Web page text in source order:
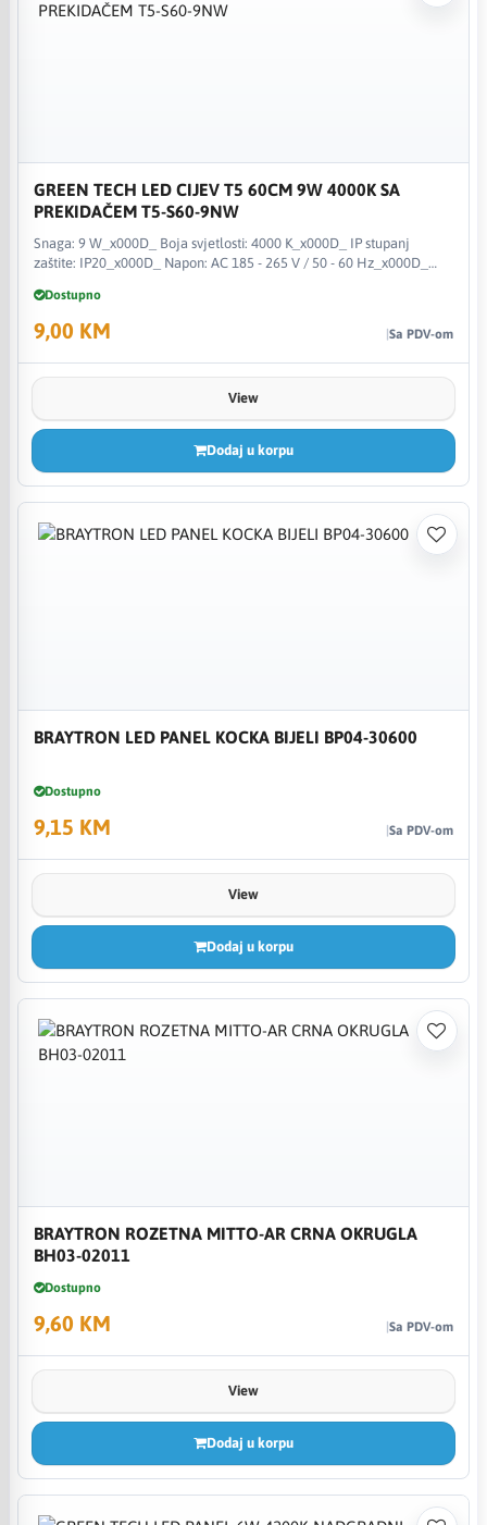
GREEN TECH LED CIJEV T5 60CM 9W 4000K SA
PREKIDAČEM T5-S60-9NW
Snaga: 9 W_x000D_ Boja svjetlosti: 4000 K_x000D_ IP stupanj
zaštite: IP20_x000D_ Napon: AC 185 - 265 V / 50 - 60 Hz_x000D_
San`an_x000D_ LED cijev ima ugrađeni prekidač u sebi _x000D_
Dostupno
9,00 KM Sa PDV-om
View
Dodaj u korpu
BRAYTRON LED PANEL KOCKA BIJELI BP04-30600
Dostupno
9,15 KM Sa PDV-om
View
Dodaj u korpu
BRAYTRON ROZETNA MITTO-AR CRNA OKRUGLA
BH03-02011
Dostupno
9,60 KM Sa PDV-om
View
Dodaj u korpu